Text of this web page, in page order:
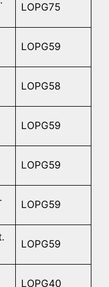
LOPG75
LOPG59
LOPG58
LOPG59
LOPG59
LOPG59
LOPG59
LOPG40